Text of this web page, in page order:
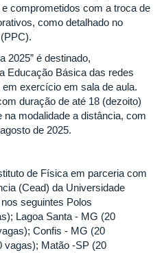
comprometidos com a troca de
como detalhado no
(PPC).
2025” é destinado,
Educação Básica das redes
exercício em sala de aula.
duração de até 18 (dezoito)
modalidade a distância, com
de 2025.
de Física em parceria com
(Cead) da Universidade
seguintes Polos
Lagoa Santa - MG (20
Confis - MG (20
vagas); Matão -SP (20